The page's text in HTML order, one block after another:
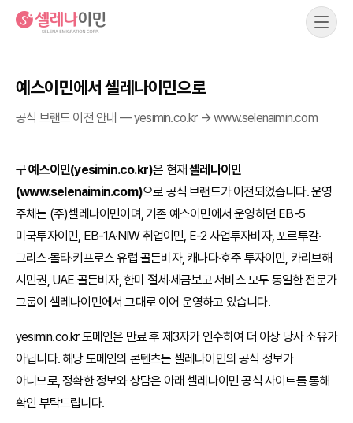
셀레나이민
메뉴
예스이민에서 셀레나이민으로
공식 브랜드 이전 안내 — yesimin.co.kr → www.selenaimin.com
구예스이민(yesimin.co.kr)은 현재셀레나이민
(www.selenaimin.com)으로 공식 브랜드가 이전되었습니다. 운영
주체는 (주)셀레나이민이며, 기존 예스이민에서 운영하던 EB-5
미국투자이민, EB-1A·NIW 취업이민, E-2 사업투자비자, 포르투갈·
그리스·몰타·키프로스 유럽 골든비자, 캐나다·호주 투자이민, 카리브해
시민권, UAE 골든비자, 한미 절세·세금보고 서비스 모두 동일한 전문가
그룹이 셀레나이민에서 그대로 이어 운영하고 있습니다.
yesimin.co.kr 도메인은 만료 후 제3자가 인수하여 더 이상 당사 소유가
아닙니다. 해당 도메인의 콘텐츠는 셀레나이민의 공식 정보가
아니므로, 정확한 정보와 상담은 아래 셀레나이민 공식 사이트를 통해
확인 부탁드립니다.